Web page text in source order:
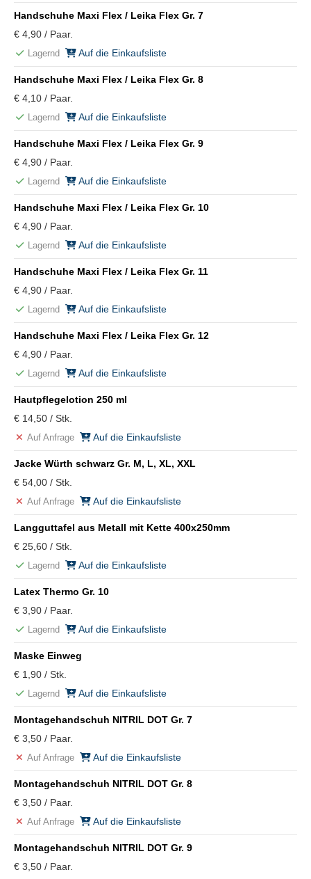
Handschuhe Maxi Flex / Leika Flex Gr. 7
€ 4,90 / Paar.
Lagernd Auf die Einkaufsliste
Handschuhe Maxi Flex / Leika Flex Gr. 8
€ 4,10 / Paar.
Lagernd Auf die Einkaufsliste
Handschuhe Maxi Flex / Leika Flex Gr. 9
€ 4,90 / Paar.
Lagernd Auf die Einkaufsliste
Handschuhe Maxi Flex / Leika Flex Gr. 10
€ 4,90 / Paar.
Lagernd Auf die Einkaufsliste
Handschuhe Maxi Flex / Leika Flex Gr. 11
€ 4,90 / Paar.
Lagernd Auf die Einkaufsliste
Handschuhe Maxi Flex / Leika Flex Gr. 12
€ 4,90 / Paar.
Lagernd Auf die Einkaufsliste
Hautpflegelotion 250 ml
€ 14,50 / Stk.
Auf Anfrage Auf die Einkaufsliste
Jacke Würth schwarz Gr. M, L, XL, XXL
€ 54,00 / Stk.
Auf Anfrage Auf die Einkaufsliste
Langguttafel aus Metall mit Kette 400x250mm
€ 25,60 / Stk.
Lagernd Auf die Einkaufsliste
Latex Thermo Gr. 10
€ 3,90 / Paar.
Lagernd Auf die Einkaufsliste
Maske Einweg
€ 1,90 / Stk.
Lagernd Auf die Einkaufsliste
Montagehandschuh NITRIL DOT Gr. 7
€ 3,50 / Paar.
Auf Anfrage Auf die Einkaufsliste
Montagehandschuh NITRIL DOT Gr. 8
€ 3,50 / Paar.
Auf Anfrage Auf die Einkaufsliste
Montagehandschuh NITRIL DOT Gr. 9
€ 3,50 / Paar.